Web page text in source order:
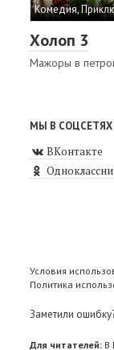
Комедия,
Холоп 3
Мажоры в
МЫ В СОЦСЕТЯХ
ВКонтакте
Условия
Политика
Заметили
Для читателей: В